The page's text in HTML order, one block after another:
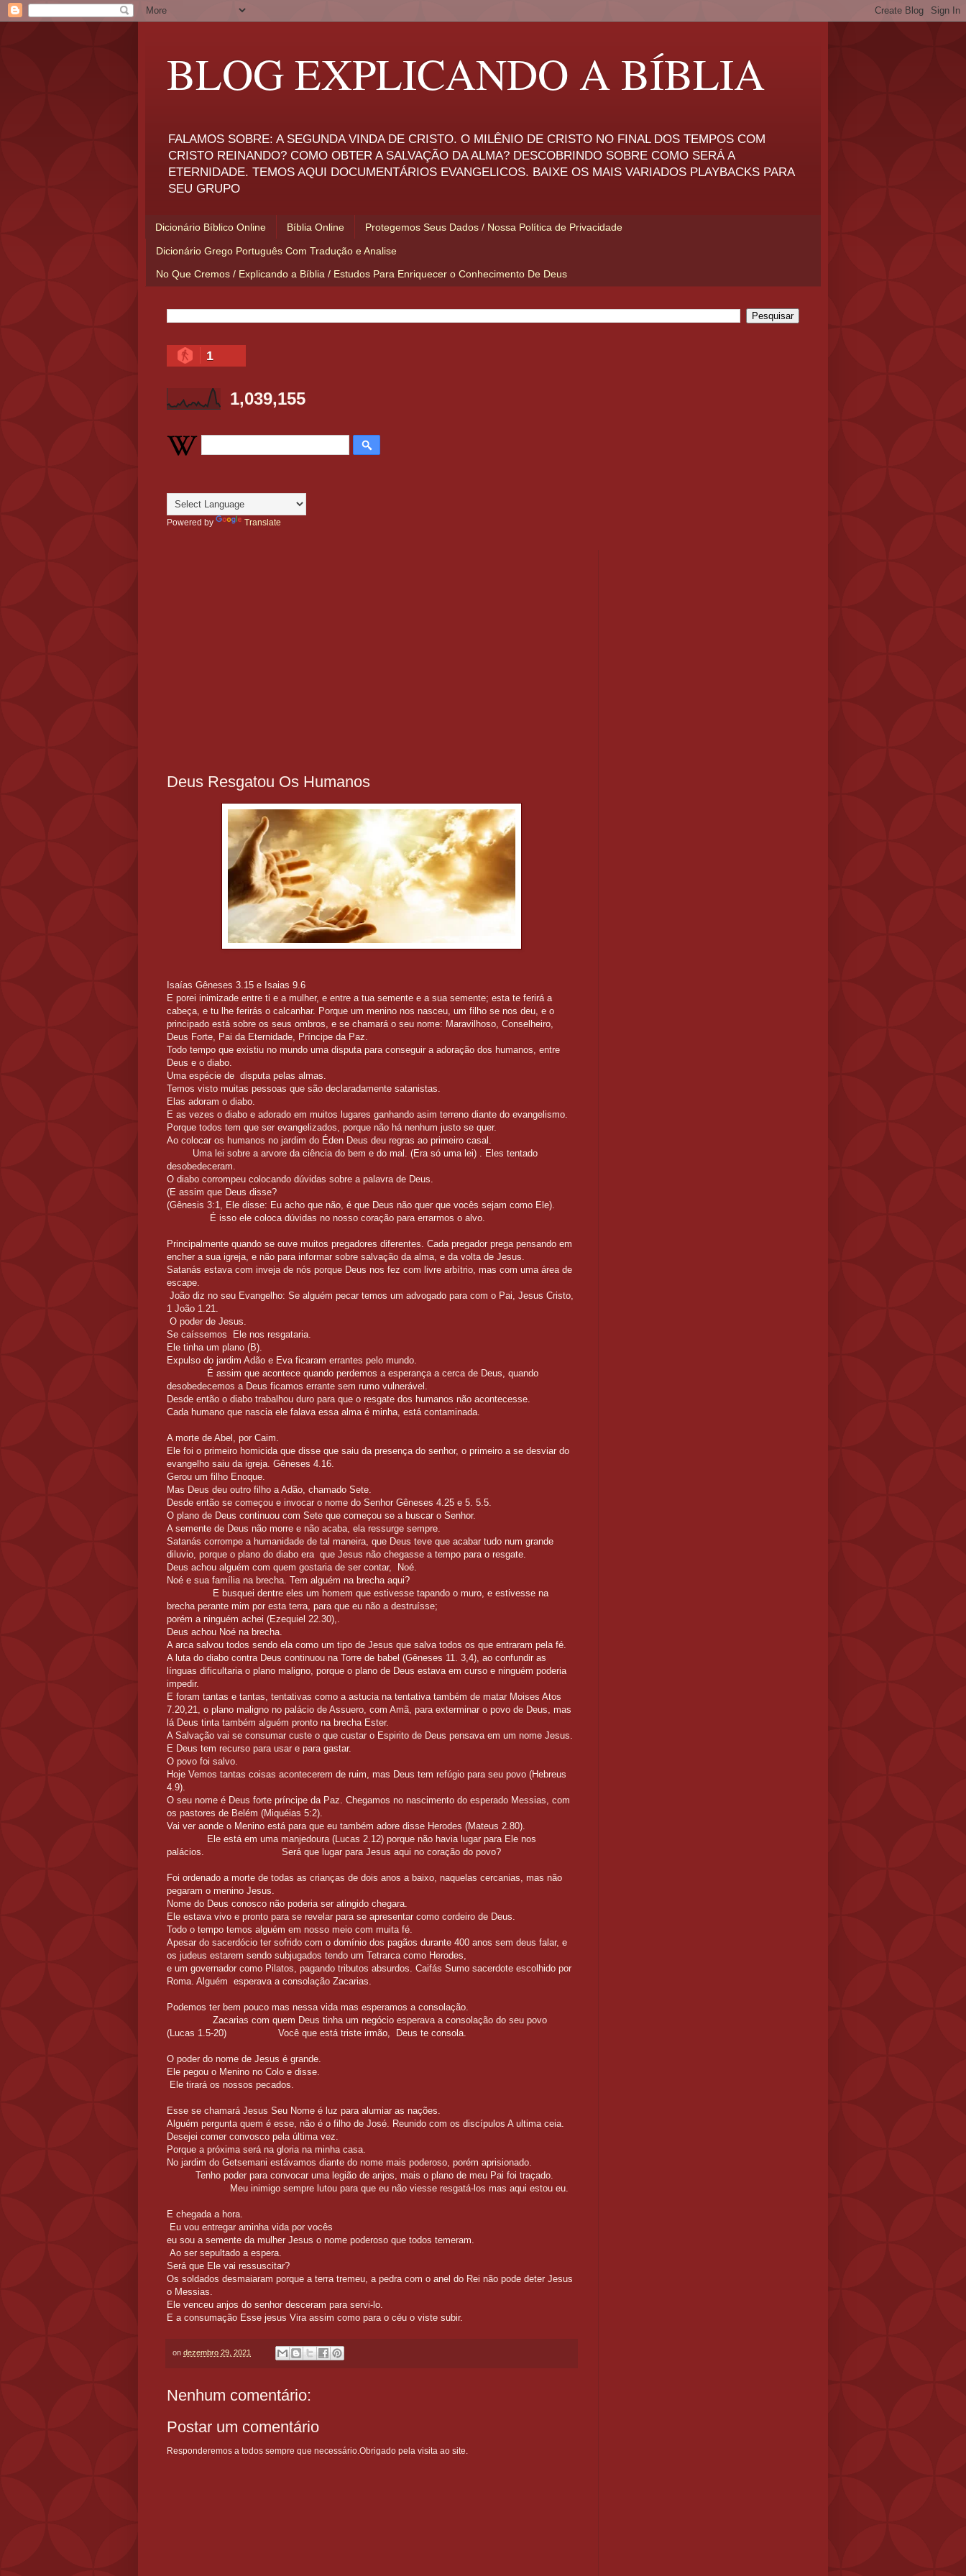
BLOG EXPLICANDO A BÍBLIA
FALAMOS SOBRE: A SEGUNDA VINDA DE CRISTO. O MILÊNIO DE CRISTO NO FINAL DOS TEMPOS COM
CRISTO REINANDO? COMO OBTER A SALVAÇÃO DA ALMA? DESCOBRINDO SOBRE COMO SERÁ A
ETERNIDADE. TEMOS AQUI DOCUMENTÁRIOS EVANGELICOS. BAIXE OS MAIS VARIADOS PLAYBACKS PARA
SEU GRUPO
Dicionário Bíblico Online Bíblia Online Protegemos Seus Dados / Nossa Política de Privacidade
Dicionário Grego Português Com Tradução e Analise
No Que Cremos / Explicando a Bíblia / Estudos Para Enriquecer o Conhecimento De Deus
1
1,039,155
Powered by Translate
Deus Resgatou Os Humanos
Isaías Gêneses 3.15 e Isaias 9.6
E porei inimizade entre ti e a mulher, e entre a tua semente e a sua semente; esta te ferirá a
cabeça, e tu lhe ferirás o calcanhar. Porque um menino nos nasceu, um filho se nos deu, e o
principado está sobre os seus ombros, e se chamará o seu nome: Maravilhoso, Conselheiro,
Deus Forte, Pai da Eternidade, Príncipe da Paz.
Todo tempo que existiu no mundo uma disputa para conseguir a adoração dos humanos, entre
Deus e o diabo.
Uma espécie de disputa pelas almas.
Temos visto muitas pessoas que são declaradamente satanistas.
Elas adoram o diabo.
E as vezes o diabo e adorado em muitos lugares ganhando asim terreno diante do evangelismo.
Porque todos tem que ser evangelizados, porque não há nenhum justo se quer.
Ao colocar os humanos no jardim do Éden Deus deu regras ao primeiro casal.
Uma lei sobre a arvore da ciência do bem e do mal. (Era só uma lei) . Eles tentado
desobedeceram.
O diabo corrompeu colocando dúvidas sobre a palavra de Deus.
(E assim que Deus disse?
(Gênesis 3:1, Ele disse: Eu acho que não, é que Deus não quer que vocês sejam como Ele).
É isso ele coloca dúvidas no nosso coração para errarmos o alvo.
Principalmente quando se ouve muitos pregadores diferentes. Cada pregador prega pensando em
encher a sua igreja, e não para informar sobre salvação da alma, e da volta de Jesus.
Satanás estava com inveja de nós porque Deus nos fez com livre arbítrio, mas com uma área de
escape.
João diz no seu Evangelho: Se alguém pecar temos um advogado para com o Pai, Jesus Cristo,
1 João 1.21.
O poder de Jesus.
Se caíssemos Ele nos resgataria.
Ele tinha um plano (B).
Expulso do jardim Adão e Eva ficaram errantes pelo mundo.
É assim que acontece quando perdemos a esperança a cerca de Deus, quando
desobedecemos a Deus ficamos errante sem rumo vulnerável.
Desde então o diabo trabalhou duro para que o resgate dos humanos não acontecesse.
Cada humano que nascia ele falava essa alma é minha, está contaminada.
A morte de Abel, por Caim.
Ele foi o primeiro homicida que disse que saiu da presença do senhor, o primeiro a se desviar do
evangelho saiu da igreja. Gêneses 4.16.
Gerou um filho Enoque.
Mas Deus deu outro filho a Adão, chamado Sete.
Desde então se começou e invocar o nome do Senhor Gêneses 4.25 e 5. 5.5.
O plano de Deus continuou com Sete que começou se a buscar o Senhor.
A semente de Deus não morre e não acaba, ela ressurge sempre.
Satanás corrompe a humanidade de tal maneira, que Deus teve que acabar tudo num grande
diluvio, porque o plano do diabo era que Jesus não chegasse a tempo para o resgate.
Deus achou alguém com quem gostaria de ser contar, Noé.
Noé e sua família na brecha. Tem alguém na brecha aqui?
E busquei dentre eles um homem que estivesse tapando o muro, e estivesse na
brecha perante mim por esta terra, para que eu não a destruísse;
porém a ninguém achei (Ezequiel 22.30),.
Deus achou Noé na brecha.
A arca salvou todos sendo ela como um tipo de Jesus que salva todos os que entraram pela fé.
A luta do diabo contra Deus continuou na Torre de babel (Gêneses 11. 3,4), ao confundir as
línguas dificultaria o plano maligno, porque o plano de Deus estava em curso e ninguém poderia
impedir.
E foram tantas e tantas, tentativas como a astucia na tentativa também de matar Moises Atos
7.20,21, o plano maligno no palácio de Assuero, com Amã, para exterminar o povo de Deus, mas
lá Deus tinta também alguém pronto na brecha Ester.
A Salvação vai se consumar custe o que custar o Espirito de Deus pensava em um nome Jesus.
E Deus tem recurso para usar e para gastar.
O povo foi salvo.
Hoje Vemos tantas coisas acontecerem de ruim, mas Deus tem refúgio para seu povo (Hebreus
4.9).
O seu nome é Deus forte príncipe da Paz. Chegamos no nascimento do esperado Messias, com
os pastores de Belém (Miquéias 5:2).
Vai ver aonde o Menino está para que eu também adore disse Herodes (Mateus 2.80).
Ele está em uma manjedoura (Lucas 2.12) porque não havia lugar para Ele nos
palácios. Será que lugar para Jesus aqui no coração do povo?
Foi ordenado a morte de todas as crianças de dois anos a baixo, naquelas cercanias, mas não
pegaram o menino Jesus.
Nome do Deus conosco não poderia ser atingido chegara.
Ele estava vivo e pronto para se revelar para se apresentar como cordeiro de Deus.
Todo o tempo temos alguém em nosso meio com muita fé.
Apesar do sacerdócio ter sofrido com o domínio dos pagãos durante 400 anos sem deus falar, e
os judeus estarem sendo subjugados tendo um Tetrarca como Herodes,
e um governador como Pilatos, pagando tributos absurdos. Caifás Sumo sacerdote escolhido por
Roma. Alguém esperava a consolação Zacarias.
Podemos ter bem pouco mas nessa vida mas esperamos a consolação.
Zacarias com quem Deus tinha um negócio esperava a consolação do seu povo
(Lucas 1.5-20) Você que está triste irmão, Deus te consola.
O poder do nome de Jesus é grande.
Ele pegou o Menino no Colo e disse.
Ele tirará os nossos pecados.
Esse se chamará Jesus Seu Nome é luz para alumiar as nações.
Alguém pergunta quem é esse, não é o filho de José. Reunido com os discípulos A ultima ceia.
Desejei comer convosco pela última vez.
Porque a próxima será na gloria na minha casa.
No jardim do Getsemani estávamos diante do nome mais poderoso, porém aprisionado.
Tenho poder para convocar uma legião de anjos, mais o plano de meu Pai foi traçado.
Meu inimigo sempre lutou para que eu não viesse resgatá-los mas aqui estou eu.
E chegada a hora.
Eu vou entregar aminha vida por vocês
eu sou a semente da mulher Jesus o nome poderoso que todos temeram.
Ao ser sepultado a espera.
Será que Ele vai ressuscitar?
Os soldados desmaiaram porque a terra tremeu, a pedra com o anel do Rei não pode deter Jesus
o Messias.
Ele venceu anjos do senhor desceram para servi-lo.
E a consumação Esse jesus Vira assim como para o céu o viste subir.
on dezembro 29, 2021
Nenhum comentário:
Postar um comentário
Responderemos a todos sempre que necessário.Obrigado pela visita ao site.